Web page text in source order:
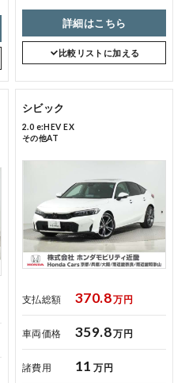
詳細はこちら
比較リストに加える
シビック
2.0 e:HEV EX
その他AT
支払総額 370.8万円
車両価格 359.8万円
諸費用 11 万円